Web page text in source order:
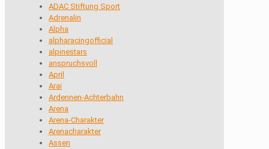
ADAC Stiftung Sport
Adrenalin
Alpha
alpharacingofficial
alpinestars
anspruchsvoll
April
Arai
Ardennen-Achterbahn
Arena
Arena-Charakter
Arenacharakter
Assen